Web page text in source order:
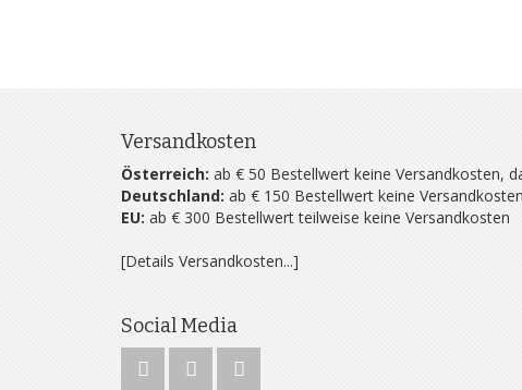
Versandkosten
Österreich: ab € 50 Bestellwert keine Versandkosten,
Deutschland: ab € 150 Bestellwert keine
EU: ab € 300 Bestellwert teilweise keine Versandkosten
[Details Versandkosten...]
Social Media